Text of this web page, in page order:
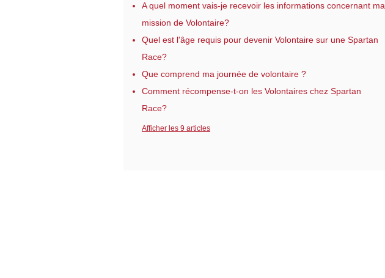
A quel moment vais-je recevoir les informations concernant ma
mission de Volontaire?
Quel est l'âge requis pour devenir Volontaire sur une Spartan
Race?
Que comprend ma journée de volontaire ?
Comment récompense-t-on les Volontaires chez Spartan
Race?
Afficher les 9 articles